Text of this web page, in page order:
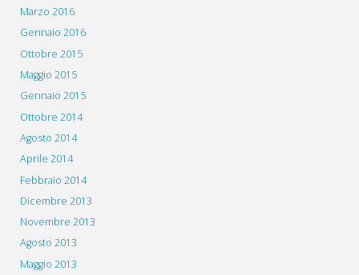
Marzo 2016
Gennaio 2016
Ottobre 2015
Maggio 2015
Gennaio 2015
Ottobre 2014
Agosto 2014
Aprile 2014
Febbraio 2014
Dicembre 2013
Novembre 2013
Agosto 2013
Maggio 2013